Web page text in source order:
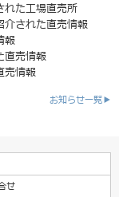
れた工場直売所
介された直売情報
報
直売情報
売情報
お知らせ一覧▶
せ